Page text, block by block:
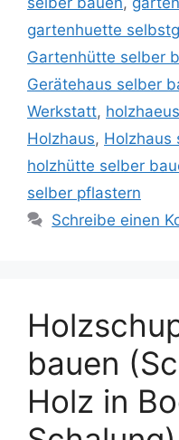
gartenhuette
Gartenhütte selber
Gerätehaus selber
Werkstatt,
Holzhaus, Holzhaus
holzhütte selber
selber pflastern
Schreibe einen
bauen
Holz in